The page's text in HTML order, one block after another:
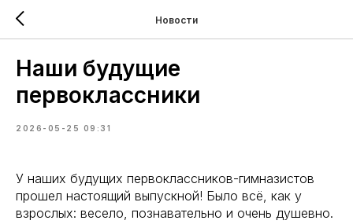
Новости
Наши будущие
первоклассники
2026-05-25 09:31
У наших будущих первоклассников-гимназистов
прошел настоящий выпускной! Было всё, как у
взрослых: весело, познавательно и очень душевно.